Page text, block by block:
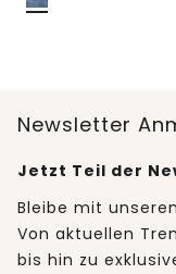
Newsletter
Jetzt Teil der
Bleibe mit
Von aktuellen
bis hin zu